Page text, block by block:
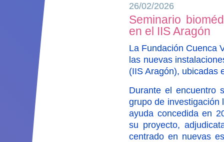
26/02/2026
Seminario
en el IIS Aragón
La Fundación Cuenca
las nuevas
(IIS Aragón), ubicadas
Durante el encuentro
grupo de
ayuda concedida en
su proyecto,
centrado en nuevas